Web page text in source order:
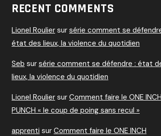
RECENT COMMENTS
Lionel Roulier sur série comment se
état des lieux, la violence du quotidien
Seb sur série comment se défendre : état
lieux, la violence du quotidien
Lionel Roulier sur Comment faire le ONE INCH
PUNCH « le coup de poing sans recul »
apprenti sur Comment faire le ONE INCH